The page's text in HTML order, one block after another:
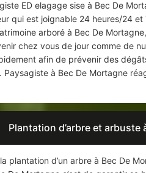
ED elagage sise à Bec De
qui est joignable 24 heures/24
arboré à Bec De
chez vous de jour comme de
afin de prévenir des
Paysagiste à Bec De Mortagne
Plantation d’arbre et arbuste
plantation d’un arbre à Bec De